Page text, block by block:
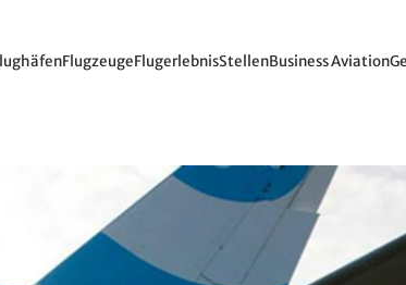
FlugzeugeFlugerlebnisStellenBusiness Aviation